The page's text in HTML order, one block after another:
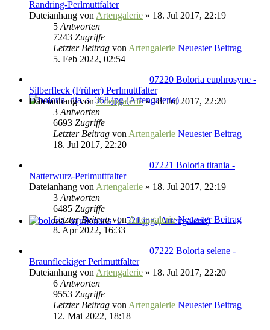
Randring-Perlmuttfalter
Dateianhang von Artengalerie » 18. Jul 2017, 22:19
5 Antworten
7243 Zugriffe
Letzter Beitrag von Artengalerie Neuester Beitrag
5. Feb 2022, 02:54
07220 Boloria euphrosyne -
Silberfleck (Früher) Perlmuttfalter
DateianhangvonArtengalerie» 18. Jul 2017, 22:20
3 Antworten
6693 Zugriffe
Letzter Beitrag von Artengalerie Neuester Beitrag
18. Jul 2017, 22:20
07221 Boloria titania -
Natterwurz-Perlmuttfalter
Dateianhang von Artengalerie » 18. Jul 2017, 22:19
3 Antworten
6485 Zugriffe
Letzter BeitragvonArtengalerie Neuester Beitrag
8. Apr 2022, 16:33
07222 Boloria selene -
Braunfleckiger Perlmuttfalter
Dateianhang von Artengalerie » 18. Jul 2017, 22:20
6 Antworten
9553 Zugriffe
Letzter Beitrag von Artengalerie Neuester Beitrag
12. Mai 2022, 18:18